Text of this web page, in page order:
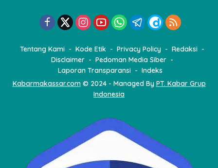
Tentang Kami Kode Etik Privacy Policy
Redaksi
Disclaimer
Pedoman Media Siber
Laporan Transparansi
Indeks
Kabarmakassar.com© 2024 - Managed By PT. Kabar Grup
Indonesia